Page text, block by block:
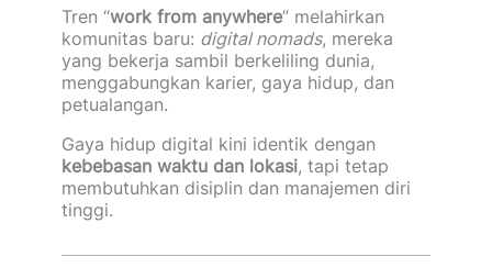
Tren “work from anywhere” melahirkan
komunitas baru: digital nomads, mereka
yang bekerja sambil berkeliling dunia,
menggabungkan karier, gaya hidup, dan
petualangan.
Gaya hidup digital kini identik dengan
kebebasan waktu dan lokasi, tapi tetap
membutuhkan disiplin dan manajemen diri
tinggi.